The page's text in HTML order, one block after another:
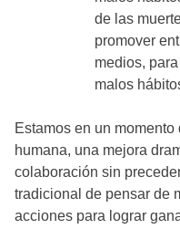
de las
promover
medios,
malos
Estamos en un
humana, una mejora
colaboración sin
tradicional de pensar de
acciones para lograr